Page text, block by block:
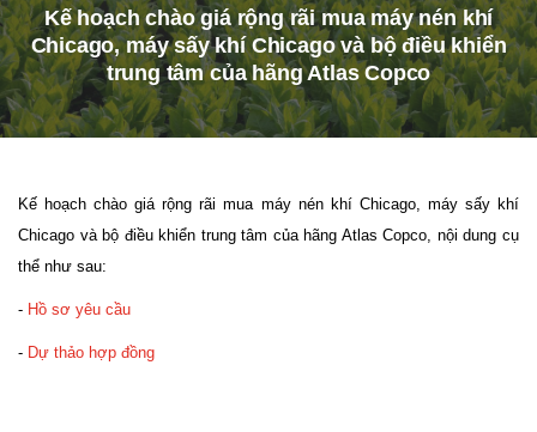
Kế hoạch chào giá rộng rãi mua máy nén khí
Chicago, máy sấy khí Chicago và bộ điều khiển
trung tâm của hãng Atlas Copco
Kế hoạch chào giá rộng rãi mua máy nén khí Chicago, máy sấy khí
Chicago và bộ điều khiển trung tâm của hãng Atlas Copco, nội dung cụ
thể như sau:
- Hồ sơ yêu cầu
- Dự thảo hợp đồng